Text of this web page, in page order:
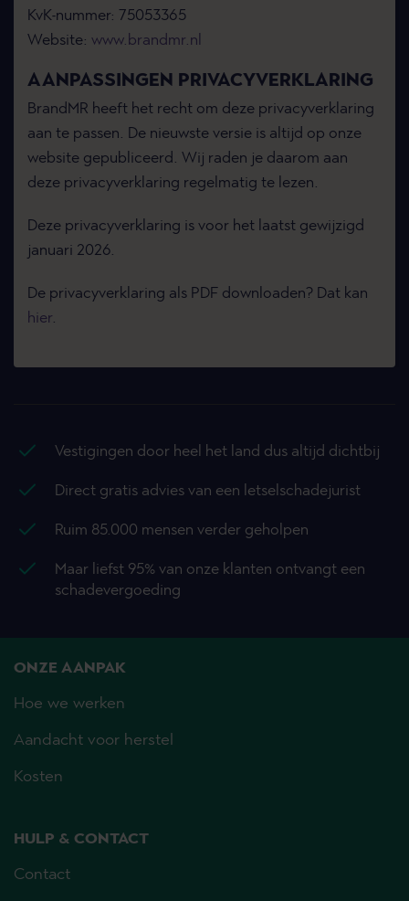
KvK-nummer: 75053365
Website: www.brandmr.nl
AANPASSINGEN PRIVACYVERKLARING
BrandMR heeft het recht om deze privacyverklaring
aan te passen. De nieuwste versie is altijd op onze
website gepubliceerd. Wij raden je daarom aan
deze privacyverklaring regelmatig te lezen.
Deze privacyverklaring is voor het laatst gewijzigd
januari 2026.
De privacyverklaring als PDF downloaden? Dat kan
hier.
Vestigingen door heel het land dus altijd dichtbij
Direct gratis advies van een letselschadejurist
Ruim 85.000 mensen verder geholpen
Maar liefst 95% van onze klanten ontvangt een
schadevergoeding
ONZE AANPAK
Hoe we werken
Aandacht voor herstel
Kosten
HULP & CONTACT
Contact